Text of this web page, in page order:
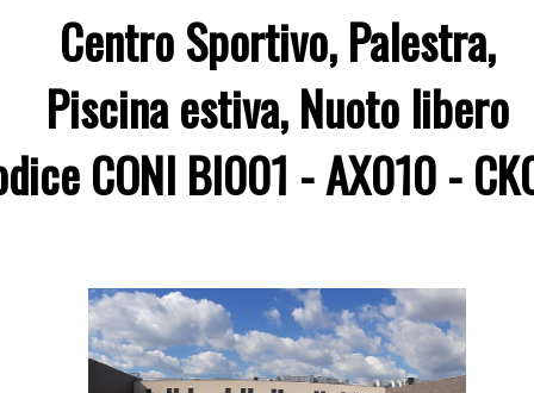
Centro Sportivo,Palestra,
Piscina estiva, Nuoto libero
CONI BI001 - AX010 -